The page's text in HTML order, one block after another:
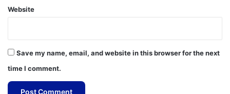
Website
Save my name, email, and website in this browser for the next
time I comment.